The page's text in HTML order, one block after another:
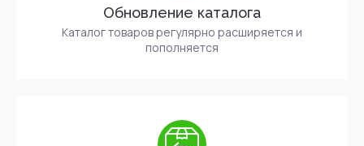
Обновление каталога
Каталог товаров регулярно расширяется и
пополняется